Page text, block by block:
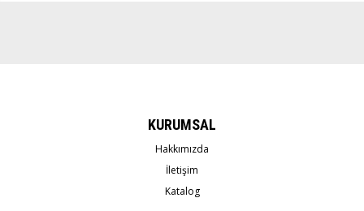
KURUMSAL
Hakkımızda
İletişim
Katalog